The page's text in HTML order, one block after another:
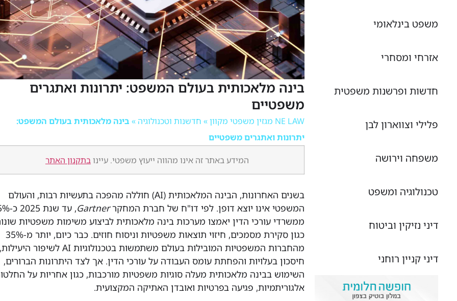
משפט בינלאומי
אזרחי ומסחרי
חדשות ופרשנות משפטית
פלילי וצווארון לבן
משפחה וירושה
טכנולוגיה ומשפט
דיני נזיקין וביטוח
דיני קניין רוחני
בינה מלאכותית בעולם המשפט: יתרונות ואתגרים
משפטיים
NE LAW מגזין משפטי מקוון » חדשנות וטכנולוגיה » בינה מלאכותית בעולם המשפט:
יתרונות ואתגרים משפטיים
המידע באתר זה אינו מהווה ייעוץ משפטי. עיינובתקנון האתר
בשנים האחרונות, הבינה המלאכותית (AI) חוללה מהפכה בתעשיות רבות, והעולם
המשפטי אינו יוצא דופן. לפי דו"ח של חברת המחקרGartner
, עד שנת
ממשרדי עורכי הדין יאמצו מערכות בינה מלאכותית לביצוע משימות משפטיות
כגון סקירת מסמכים, חיזוי תוצאות משפטיות וניסוח חוזים. כבר כיום, יותר מ-35%
מהחברות המשפטיות המובילות בעולם משתמשות בטכנולוגיות AI לשיפור היעילות,
חיסכון בעלויות והפחתת עומס העבודה על עורכי הדין. אך לצד היתרונות הברורים,
השימוש בבינה מלאכותית מעלה סוגיות משפטיות מורכבות, כגון אחריות על
אלגוריתמיות, פגיעה בפרטיות ואובדן האתיקה המקצועית.